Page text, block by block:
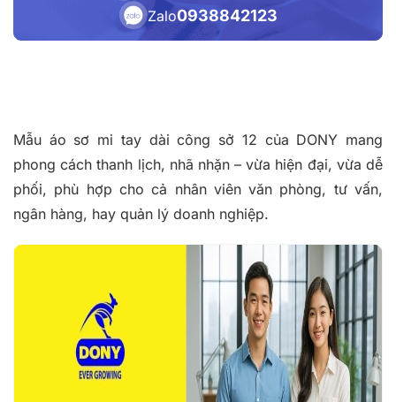
Zalo0938842123
Mẫu áo sơ mi tay dài công sở 12 của DONY mang
phong cách thanh lịch, nhã nhặn – vừa hiện đại, vừa dễ
phối, phù hợp cho cả nhân viên văn phòng, tư vấn,
ngân hàng, hay quản lý doanh nghiệp.